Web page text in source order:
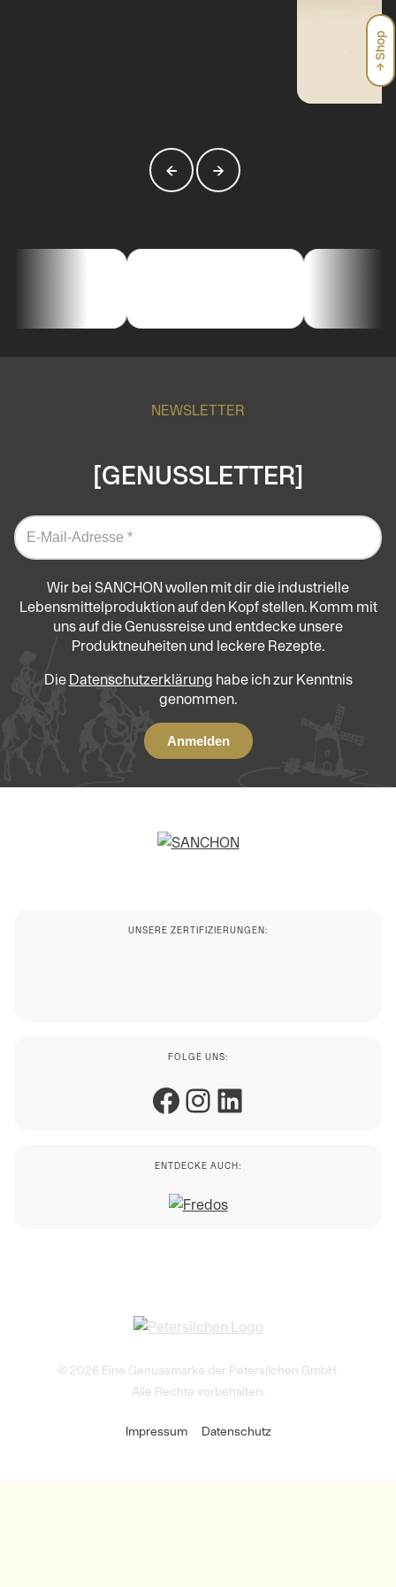
← →
NEWSLETTER
[GENUSSLETTER]
Wir bei SANCHON wollen mit dir die industrielle
Lebensmittelproduktion auf den Kopf stellen. Komm mit
uns auf die Genussreise und entdecke unsere
Produktneuheiten und leckere Rezepte.
Die Datenschutzerklärung habe ich zur Kenntnis
genommen.
UNSERE ZERTIFIZIERUNGEN:
FOLGE UNS:
Facebook
Instagram
LinkedIn
ENTDECKE AUCH:
© 2026 Eine Genussmarke der Petersilchen GmbH.
Alle Rechte vorbehalten.
Impressum Datenschutz
→ Shop